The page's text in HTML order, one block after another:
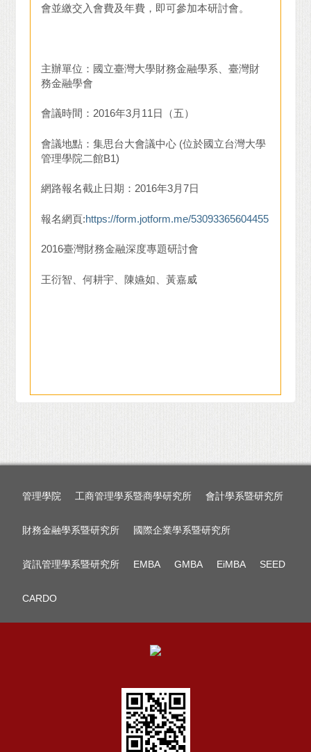
會並繳交入會費及年費，即可參加本研討會。
主辦單位：國立臺灣大學財務金融學系、臺灣財
務金融學會
會議時間：2016年3月11日（五）
會議地點：集思台大會議中心 (位於國立台灣大學
管理學院二館B1)
網路報名截止日期：2016年3月7日
報名網頁:https://form.jotform.me/53093365604455
2016臺灣財務金融深度專題研討會
王衍智、何耕宇、陳嬿如、黃嘉威
管理學院 工商管理學系暨商學研究所 會計學系暨研究所
財務金融學系暨研究所 國際企業學系暨研究所
資訊管理學系暨研究所 EMBA GMBA EiMBA SEED
CARDO